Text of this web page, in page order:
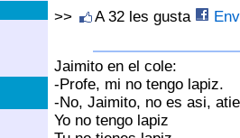
>> A 32 les gusta
Jaimito en el cole:
-Profe, mi no tengo lapiz.
-No, Jaimito, no es asi,
Yo no tengo lapiz